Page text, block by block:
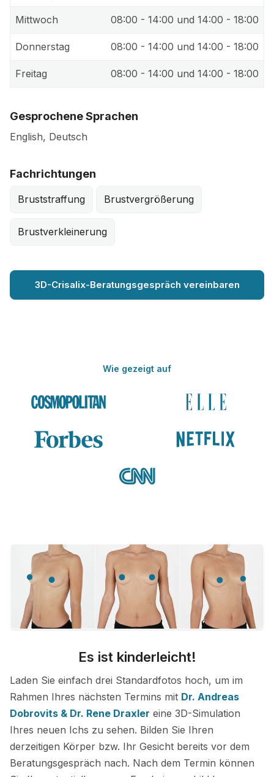
Mittwoch 08:00 - 14:00 und 14:00 - 18:00
Donnerstag 08:00 - 14:00 und 14:00 - 18:00
Freitag 08:00 - 14:00 und 14:00 - 18:00
Gesprochene Sprachen
English, Deutsch
Fachrichtungen
Bruststraffung Brustvergrößerung
Brustverkleinerung
3D-Crisalix-Beratungsgespräch vereinbaren
Wie gezeigt auf
Es ist kinderleicht!
Laden Sie einfach drei Standardfotos hoch, um im
Rahmen Ihres nächsten Termins mit Dr. Andreas
Dobrovits & Dr. Rene Draxler eine 3D-Simulation
Ihres neuen Ichs zu sehen. Bilden Sie Ihren
derzeitigen Körper bzw. Ihr Gesicht bereits vor dem
Beratungsgespräch nach. Nach dem Termin können